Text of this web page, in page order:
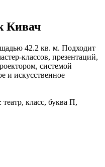
Кивач
42.2 кв. м. Подходит
классов, презентаций,
системой
и искусственное
класс, буква П,